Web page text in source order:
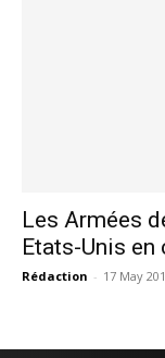
Les Armées
Etats-Unis en
Rédaction - 17 May